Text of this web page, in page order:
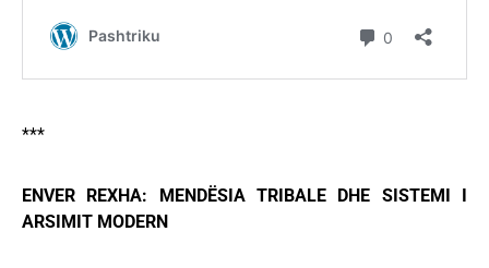
***
ENVER REXHA: MENDËSIA TRIBALE DHE SISTEMI I
ARSIMIT MODERN